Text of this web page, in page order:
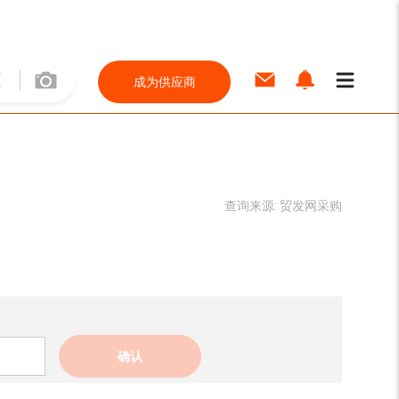
成为供应商
查询来源: 贸发网采购
确认